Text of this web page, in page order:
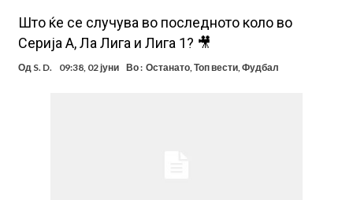
Што ќе се случува во последното коло во
Серија А, Ла Лига и Лига 1? 🎥
Од S. D. 09:38, 02 јуни Во : Останато, Топ вести, Фудбал